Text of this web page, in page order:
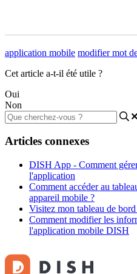
application mobile modifier mot
Cet article a-t-il été utile ?
Oui
Non
Articles connexes
DISH App - Comment
l'application
Comment accéder au
appareil mobile ?
Visitez mon tableau de
Comment modifier les
l'application mobile DISH